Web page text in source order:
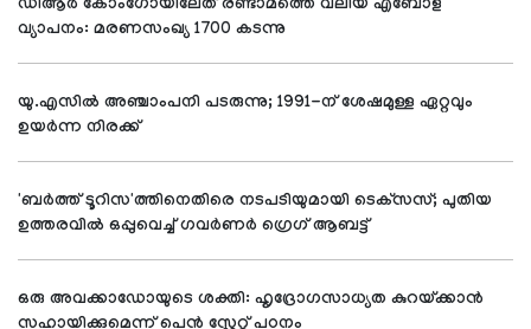
ഡിആര്‍ കോംഗോയിലേത് രണ്ടാമത്തെ വലിയ എബോള
വ്യാപനം: മരണസംഖ്യ 1700 കടന്നു
യു.എസില്‍ അഞ്ചാംപനി പടരുന്നു; 1991-ന് ശേഷമുള്ള ഏറ്റവും
ഉയര്‍ന്ന നിരക്ക്
'ബര്‍ത്ത് ടൂറിസ'ത്തിനെതിരെ നടപടിയുമായി ടെക്‌സസ്; പുതിയ
ഉത്തരവില്‍ ഒപ്പുവെച്ച് ഗവര്‍ണര്‍ ഗ്രെഗ് ആബട്ട്
ഒരു അവക്കാഡോയുടെ ശക്തി: ഹൃദ്രോഗസാധ്യത കുറയ്ക്കാന്‍